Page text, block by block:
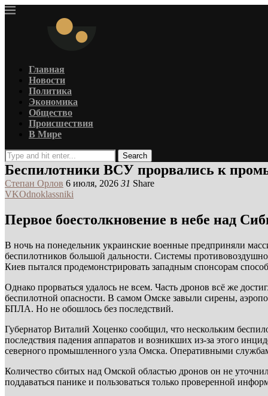
Главная
Новости
Политика
Экономика
Общество
Происшествия
В Мире
Search
Беспилотники ВСУ прорвались к
Степан Орлов 6 июля, 2026 31 Share
VKOdnoklassniki
Первое боестолкновение в небе над
В ночь на понедельник украинские военные предприняли
беспилотников большой дальности. Системы
Киев пытался продемонстрировать западным спонсорам
Однако прорваться удалось не всем. Часть дронов всё же
беспилотной опасности. В самом Омске завыли сирены,
БПЛА. Но не обошлось без последствий.
Губернатор Виталий Хоценко сообщил, что нескольким
последствия падения аппаратов и возникших из-за этого
северного промышленного узла Омска. Оперативными
Количество сбитых над Омской областью дронов он не
поддаваться панике и пользоваться только проверенной